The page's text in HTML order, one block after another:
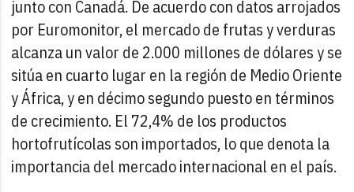
junto con Canadá. De acuerdo con datos arrojados
por Euromonitor, el mercado de frutas y verduras
alcanza un valor de 2.000 millones de dólares y se
sitúa en cuarto lugar en la región de Medio Oriente
y África, y en décimo segundo puesto en términos
de crecimiento. El 72,4% de los productos
hortofrutícolas son importados, lo que denota la
importancia del mercado internacional en el país.